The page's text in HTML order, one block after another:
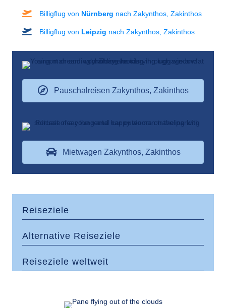
Billigflug von Nürnberg nach Zakynthos, Zakinthos
Billigflug von Leipzig nach Zakynthos, Zakinthos
Pauschalreisen Zakynthos, Zakinthos
Mietwagen Zakynthos, Zakinthos
Reiseziele
Alternative Reiseziele
Reiseziele weltweit